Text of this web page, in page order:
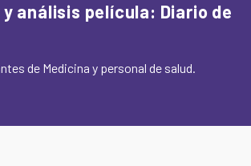
análisis película: Diario de
de Medicina y personal de salud.